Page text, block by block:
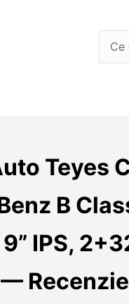
Teyes
B
IPS,
Recenzie